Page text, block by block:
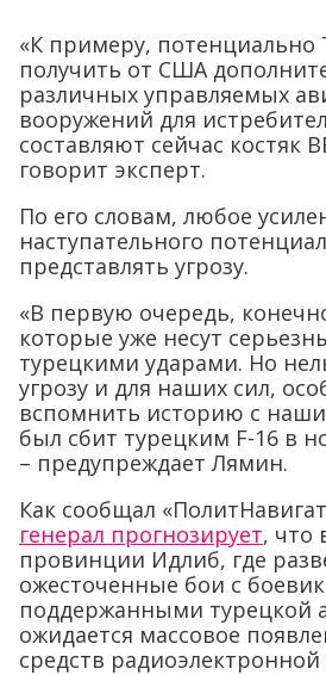
«К примеру, потенциально
получить от США
различных управляемых
вооружений для
составляют сейчас костяк
говорит эксперт.
По его словам, любое
наступательного
представлять угрозу.
«В первую очередь,
которые уже несут
турецкими ударами. Но
угрозу и для наших сил,
вспомнить историю с
был сбит турецким F-16 в
– предупреждает Лямин.
Как сообщал
генерал прогнозирует, что
провинции Идлиб, где
ожесточенные бои с
поддержанными турецкой
ожидается массовое
средств